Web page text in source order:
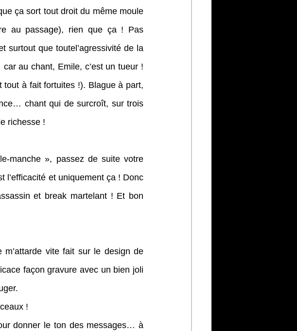
ça sort tout droit du même moule
au passage), rien que ça ! Pas
surtout que toutel’agressivité de la
au chant, Emile, c’est un tueur !
à fait fortuites !). Blague à part,
chant qui de surcroît, sur trois
richesse !
manche », passez de suite votre
l’efficacité et uniquement ça ! Donc
et break martelant ! Et bon
vite fait sur le design de
façon gravure avec un bien joli
!
donner le ton des messages… à